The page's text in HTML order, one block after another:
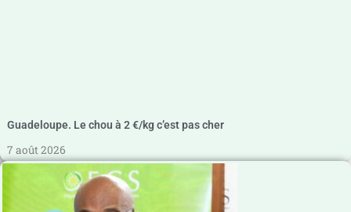
Guadeloupe. Le chou à 2 €/kg c’est pas cher
7 août 2026